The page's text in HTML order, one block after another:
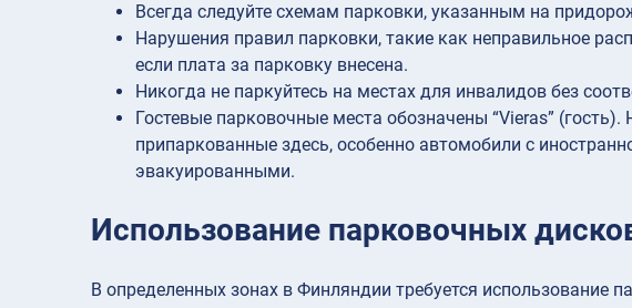
Всегда следуйте схемам парковки, указанным на
Нарушения правил парковки, такие как неправильное
если плата за парковку внесена.
Никогда не паркуйтесь на местах для инвалидов без
Гостевые парковочные места обозначены “Vieras”
припаркованные здесь, особенно автомобили с
эвакуированными.
Использование парковочных
В определенных зонах в Финляндии требуется использование